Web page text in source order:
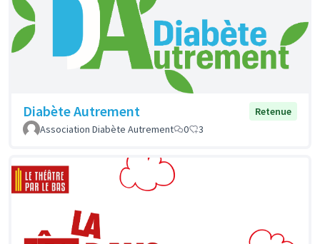
Diabète Autrement
Retenue
Association Diabète Autrement
0 3